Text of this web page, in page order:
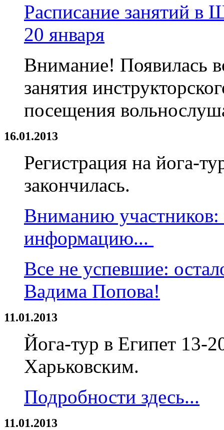
Расписание занятий в
20 января
Внимание! Появилась
занятия
посещения
16.01.2013
Регистрация на йога-
закончилась.
Вниманию
информацию...
Все не успевшие:
Вадима Попова!
11.01.2013
Йога-тур в Египет 13-
Харьковским.
Подробности здесь...
11.01.2013